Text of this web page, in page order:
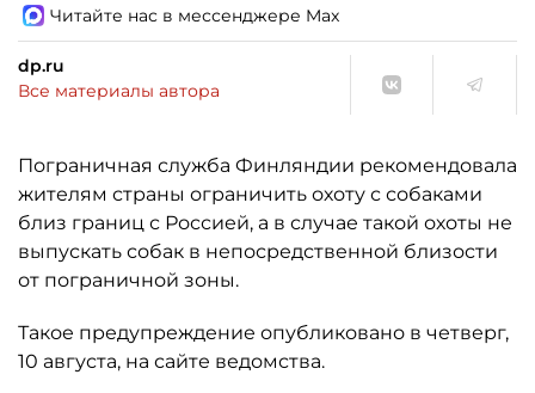
Читайте нас в мессенджере Max
dp.ru
Все материалы автора
Пограничная служба Финляндии рекомендовала
жителям страны ограничить охоту с собаками
близ границ с Россией, а в случае такой охоты не
выпускать собак в непосредственной близости
от пограничной зоны.
Такое предупреждение опубликовано в четверг,
10 августа, на сайте ведомства.